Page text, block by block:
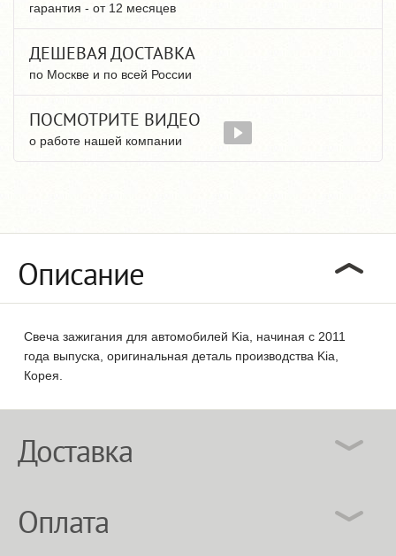
гарантия - от 12 месяцев
ДЕШЕВАЯ ДОСТАВКА
по Москве и по всей России
ПОСМОТРИТЕ ВИДЕО
о работе нашей компании
Описание
Свеча зажигания для автомобилей Kia, начиная с 2011
года выпуска, оригинальная деталь производства Kia,
Корея.
Доставка
Оплата